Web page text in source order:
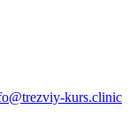
kurs.clinic